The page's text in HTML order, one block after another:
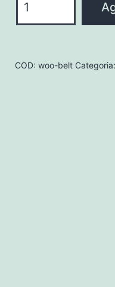
quantità
COD: woo-belt Categoria: